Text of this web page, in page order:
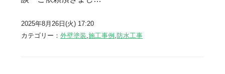
2025年8月26日(火) 17:20
カテゴリー：外壁塗装,施工事例 ,防水工事